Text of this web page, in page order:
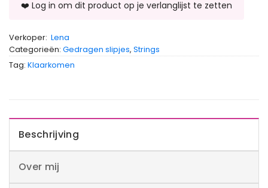
Verkoper: Lena
Categorieën: Gedragen slipjes, Strings
Tag: Klaarkomen
Beschrijving
Over mij